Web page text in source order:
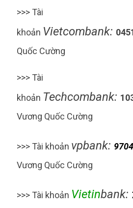
>>> Tài
khoản Vietcombank:
Quốc Cường
>>> Tài
khoản Techcombank:
Vương Quốc Cường
>>> Tài khoản vpbank:
Vương Quốc Cường
>>> Tài khoản Vietinbank: